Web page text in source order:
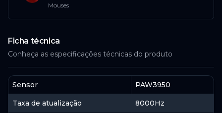
Mouses
Ficha técnica
Conheça as especificações técnicas do produto
Sensor PAW3950
Taxa de atualização 8000Hz